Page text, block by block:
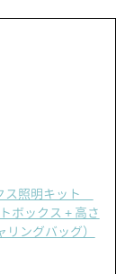
ス照明キット
ックス + 高さ
ングバッグ）